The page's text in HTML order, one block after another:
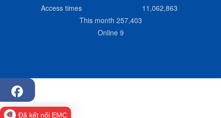
Access times
11,062,863
This month 257,403
Online 9
Đã kết nối EMC